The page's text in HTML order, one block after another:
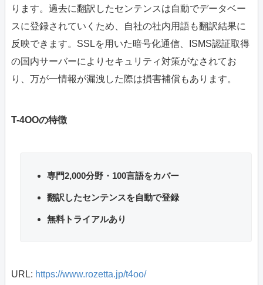
ります。過去に翻訳したセンテンスは自動でデータベー
スに登録されていくため、自社の社内用語も翻訳結果に
反映できます。SSLを用いた暗号化通信、ISMS認証取得
の国内サーバーによりセキュリティ対策がなされてお
り、万が一情報が漏洩した際は損害補償もあります。
T-4OOの特徴
専門2,000分野・100言語をカバー
翻訳したセンテンスを自動で登録
無料トライアルあり
URL: https://www.rozetta.jp/t4oo/